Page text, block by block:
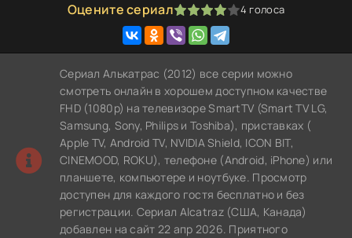
Оцените сериал
1 2 3 4 5 4 голоса
Сериал Алькатрас (2012) все серии можно
смотреть онлайн в хорошем доступном качестве
FHD (1080p) на телевизоре SmartTV (Smart TV LG,
Samsung, Sony, Philips и Toshiba), приставках (
Apple TV, Android TV, NVIDIA Shield, ICON BIT,
CINEMOOD, ROKU), телефоне (Android, iPhone) или
планшете, компьютере и ноутбуке. Просмотр
доступен для каждого гостя бесплатно и без
регистрации. Сериал Alcatraz (США, Канада)
добавлен на сайт 22 апр 2026. Приятного